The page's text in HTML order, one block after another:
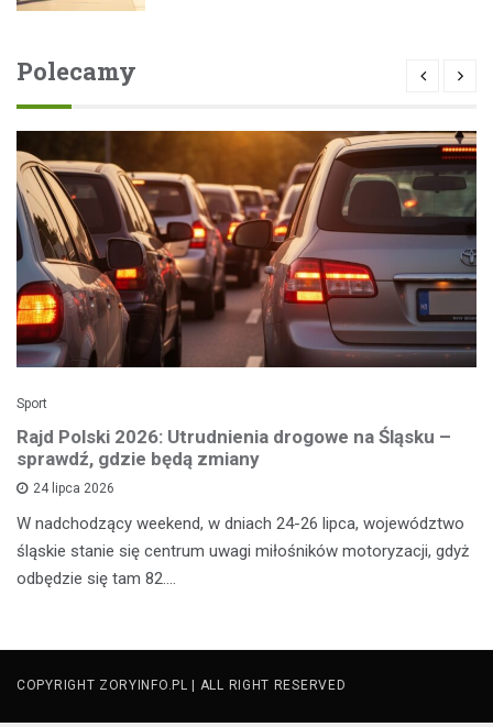
Polecamy
Sport
Rajd Polski 2026: Utrudnienia drogowe na Śląsku –
sprawdź, gdzie będą zmiany
24 lipca 2026
W nadchodzący weekend, w dniach 24-26 lipca, województwo
śląskie stanie się centrum uwagi miłośników motoryzacji, gdyż
odbędzie się tam 82.…
COPYRIGHT ZORYINFO.PL | ALL RIGHT RESERVED